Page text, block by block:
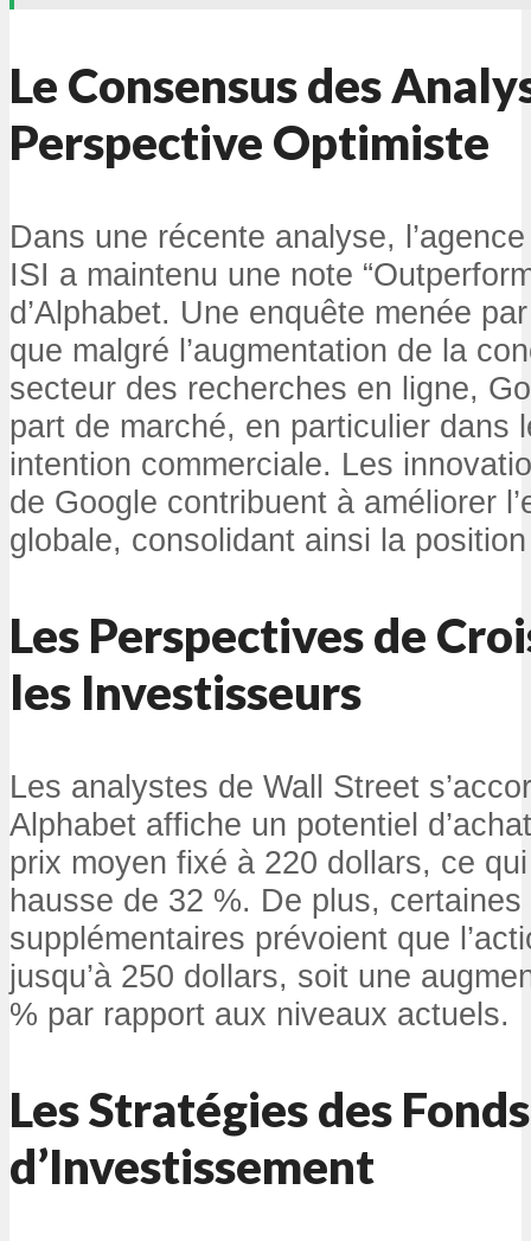
Le Consensus des
Perspective Optimiste
Dans une récente analyse,
ISI a maintenu une note
d’Alphabet. Une enquête menée
que malgré l’augmentation de la
secteur des recherches en ligne,
part de marché, en particulier dans
intention commerciale. Les
de Google contribuent à améliorer
globale, consolidant ainsi la
Les Perspectives de
les Investisseurs
Les analystes de Wall Street
Alphabet affiche un potentiel
prix moyen fixé à 220 dollars, ce
hausse de 32 %. De plus,
supplémentaires prévoient que
jusqu’à 250 dollars, soit une
% par rapport aux niveaux actuels.
Les Stratégies des Fonds
d’Investissement